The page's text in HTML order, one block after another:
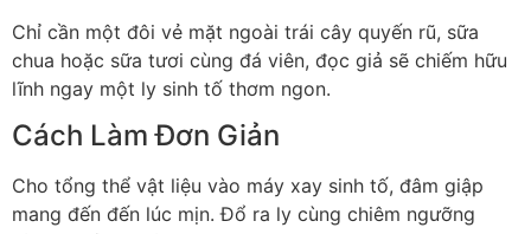
Chỉ cần một đôi vẻ mặt ngoài trái cây quyến rũ, sữa
chua hoặc sữa tươi cùng đá viên, đọc giả sẽ chiếm hữu
lĩnh ngay một ly sinh tố thơm ngon.
Cách Làm Đơn Giản
Cho tổng thể vật liệu vào máy xay sinh tố, đâm giập
mang đến đến lúc mịn. Đổ ra ly cùng chiêm ngưỡng